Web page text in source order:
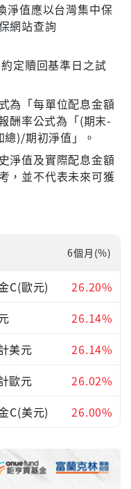
淨值應以台灣集中保
網站查詢
定贖回基準日之試
為「每單位配息金額
酬率公式為「(期末-
)/期初淨值」。
淨值及實際配息金額
，並不代表未來可獲
6個月(%)
C(歐元)
26.20%
26.14%
美元
26.14%
歐元
26.02%
C(美元)
26.00%